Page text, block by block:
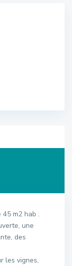
m2 hab .
une
des
les vignes,